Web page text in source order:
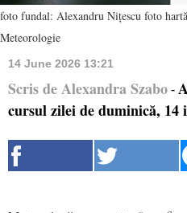
foto fundal: Alexandru Nițescu foto
Meteorologie
14 June 2026 13:21
Scris de Alexandra Szabo -
cursul zilei de duminică, 14